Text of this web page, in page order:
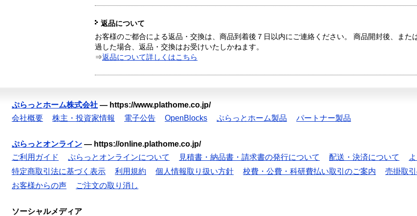
返品について
お客様のご都合による返品・交換は、商品到着後７日以内にご連絡ください。 商品開封後、また
過した場合、返品・交換はお受けいたしかねます。
⇒返品について詳しくはこちら
ぷらっとホーム株式会社 — https://www.plathome.co.jp/
会社概要
株主・投資家情報 電子公告 OpenBlocks ぷらっとホーム製品 パートナー製品
ぷらっとオンライン — https://online.plathome.co.jp/
ご利用ガイド
ぷらっとオンラインについて 見積書・納品書・請求書の発行について 配送・決済について
特定商取引法に基づく表示
利用規約 個人情報取り扱い方針 校費・公費・科研費払い取引のご案内 売掛取
お客様からの声
ご注文の取り消し
ソーシャルメディア